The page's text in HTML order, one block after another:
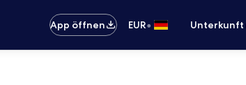
App öffnen EUR•